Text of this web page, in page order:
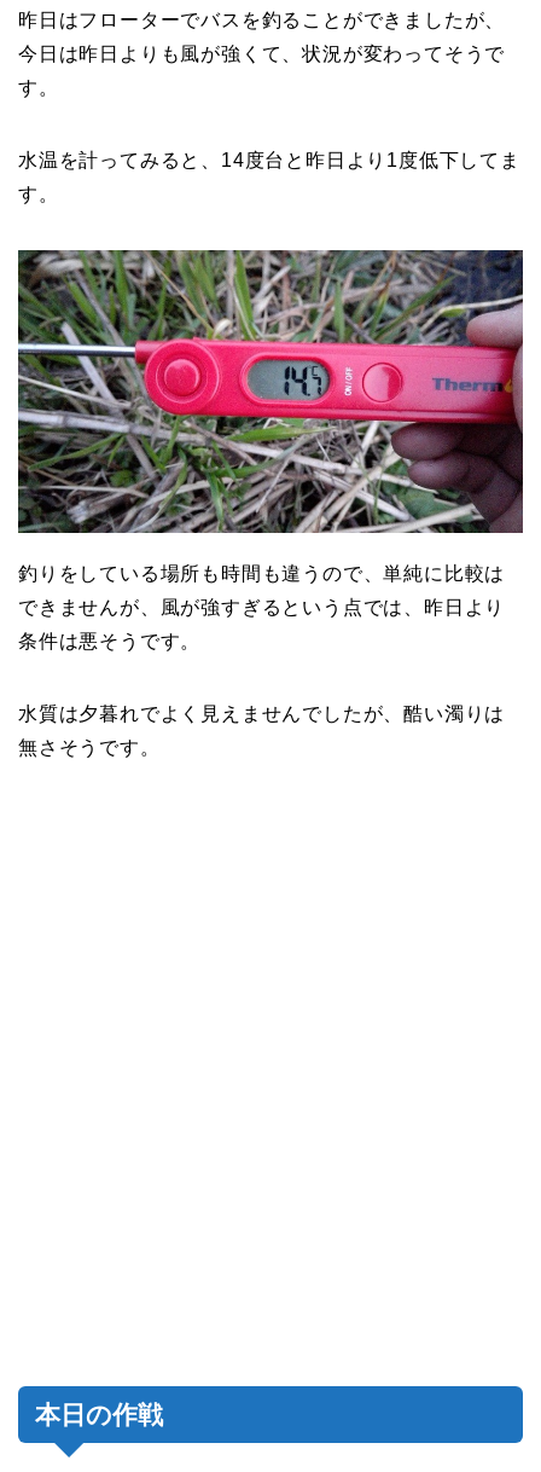
昨日はフローターでバスを釣ることができましたが、
今日は昨日よりも風が強くて、状況が変わってそうで
す。
水温を計ってみると、14度台と昨日より1度低下してま
す。
釣りをしている場所も時間も違うので、単純に比較は
できませんが、風が強すぎるという点では、昨日より
条件は悪そうです。
水質は夕暮れでよく見えませんでしたが、酷い濁りは
無さそうです。
本日の作戦